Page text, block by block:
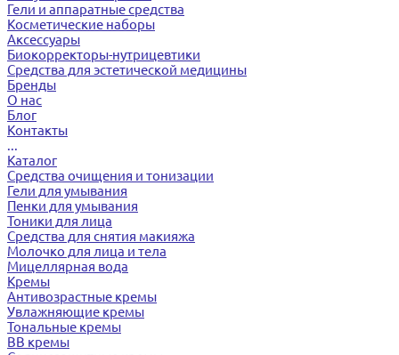
Гели и аппаратные средства
Косметические наборы
Аксессуары
Биокорректоры-нутрицевтики
Средства для эстетической медицины
Бренды
О нас
Блог
Контакты
...
Каталог
Средства очищения и тонизации
Гели для умывания
Пенки для умывания
Тоники для лица
Средства для снятия макияжа
Молочко для лица и тела
Мицеллярная вода
Кремы
Антивозрастные кремы
Увлажняющие кремы
Тональные кремы
BB кремы